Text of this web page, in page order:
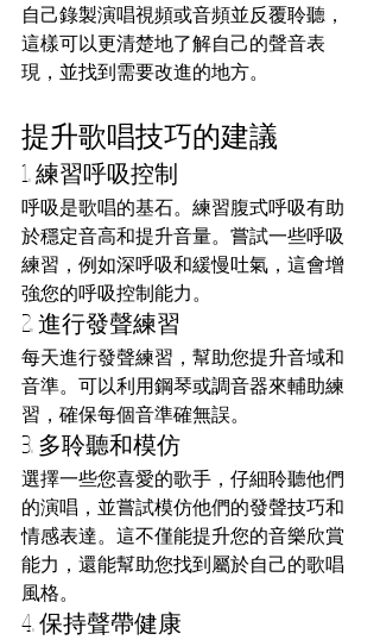
自己錄製演唱視頻或音頻並反覆聆聽，
這樣可以更清楚地了解自己的聲音表
現，並找到需要改進的地方。
提升歌唱技巧的建議
1. 練習呼吸控制
呼吸是歌唱的基石。練習腹式呼吸有助
於穩定音高和提升音量。嘗試一些呼吸
練習，例如深呼吸和緩慢吐氣，這會增
強您的呼吸控制能力。
2. 進行發聲練習
每天進行發聲練習，幫助您提升音域和
音準。可以利用鋼琴或調音器來輔助練
習，確保每個音準確無誤。
3. 多聆聽和模仿
選擇一些您喜愛的歌手，仔細聆聽他們
的演唱，並嘗試模仿他們的發聲技巧和
情感表達。這不僅能提升您的音樂欣賞
能力，還能幫助您找到屬於自己的歌唱
風格。
4. 保持聲帶健康